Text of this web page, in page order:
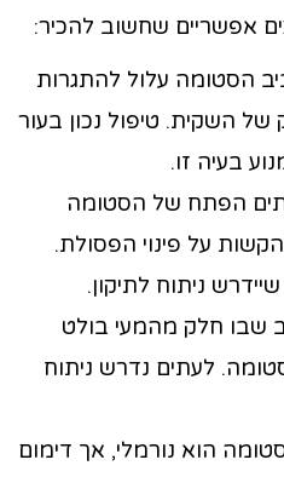
אפשריים שחשוב להכיר:
הסטומה עלול להתגרות
השקית. טיפול נכון בעור
בעיה זו.
הפתח של הסטומה
על פינוי הפסולת.
ניתוח לתיקון.
שבו חלק מהמעי בולט
לעתים נדרש ניתוח
הוא נורמלי, אך דימום